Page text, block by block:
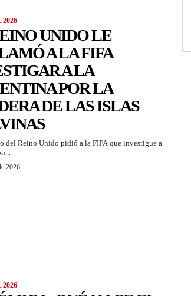
UNIDO LE
A LA FIFA
A LA
POR LA
DE LAS ISLAS
del Reino Unido pidió a la FIFA que investigue a
2026